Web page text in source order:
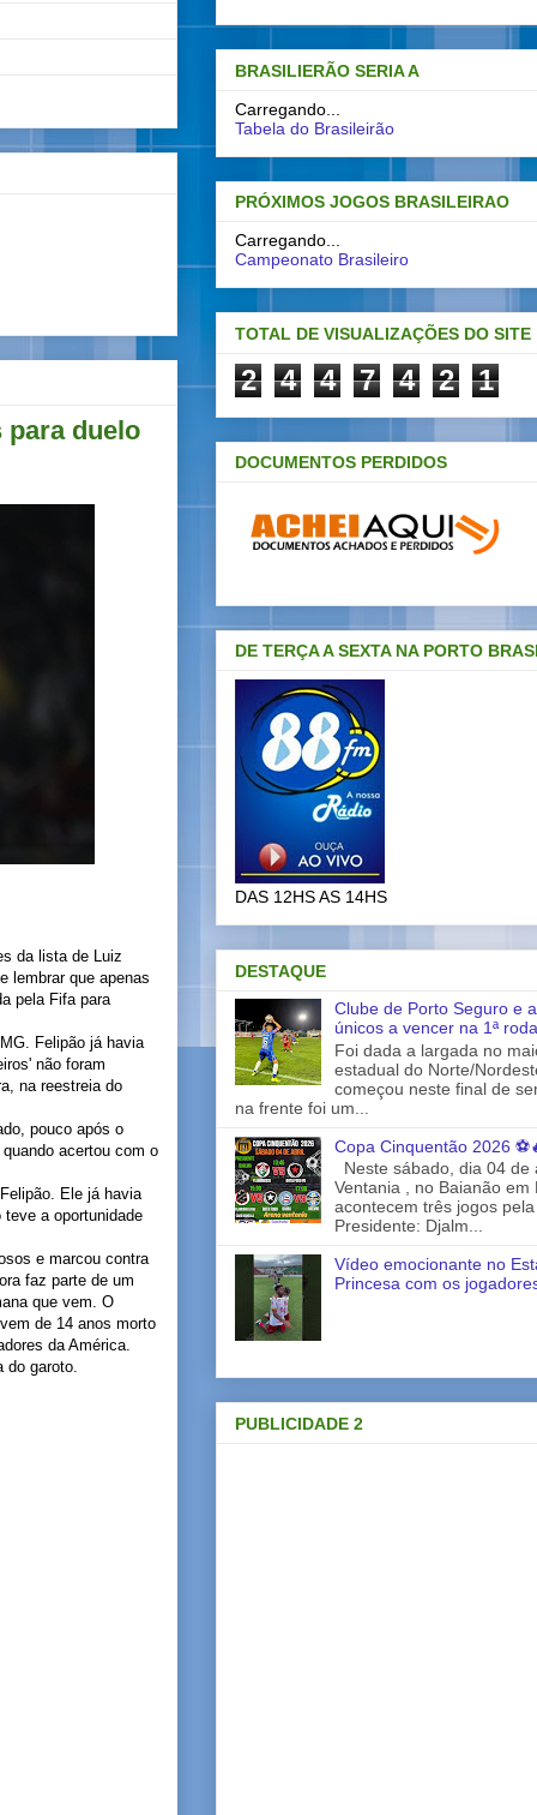
para duelo
da lista de Luiz
lembrar que apenas
pela Fifa para
Felipão já havia
não foram
na reestreia do
pouco após o
acertou com o
Ele já havia
a oportunidade
e marcou contra
faz parte de um
que vem. O
de 14 anos morto
da América.
garoto.
BRASILIERÃO SERIA A
Carregando...
Tabela do Brasileirão
PRÓXIMOS JOGOS BRASILEIRAO
Carregando...
Campeonato Brasileiro
TOTAL DE VISUALIZAÇÕES DO SITE
2 4 4 7 4 2 1
DOCUMENTOS PERDIDOS
DE TERÇA A SEXTA NA PORTO
DAS 12HS AS 14HS
DESTAQUE
Clube de Porto Seguro e
únicos a vencer na 1ª
Foi dada a largada no
estadual do Norte/
começou neste final de
na frente foi um...
Copa Cinquentão 2026
Neste sábado, dia 04 de
Ventania , no Baianão em
acontecem três jogos
Presidente: Djalm...
Vídeo emocionante no
Princesa com os
PUBLICIDADE 2